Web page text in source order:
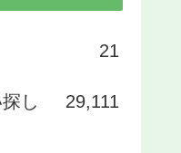
21
し 29,111